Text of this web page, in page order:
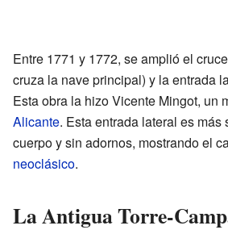
Entre 1771 y 1772, se amplió el
cruza la nave principal) y la entrada
Esta obra la hizo Vicente Mingot, un
Alicante. Esta entrada lateral es
cuerpo y sin adornos, mostrando el
neoclásico.
La Antigua Torre-